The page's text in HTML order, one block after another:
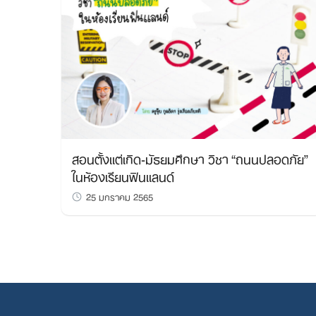
สอนตั้งแต่เกิด-มัธยมศึกษา วิชา “ถนนปลอดภัย”
ในห้องเรียนฟินแลนด์
25 มกราคม 2565